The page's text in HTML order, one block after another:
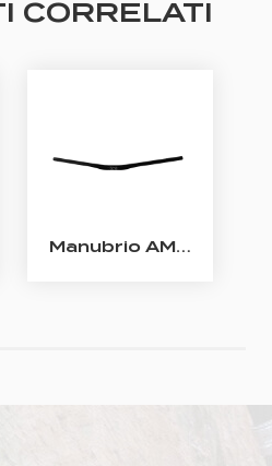
CORRELATI
Manubrio AM MTB Rise in carbonio da 31,8 mm